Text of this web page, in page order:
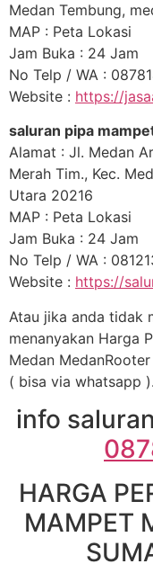
Medan Tembung,
MAP : Peta Lokasi
Jam Buka : 24 Jam
No Telp / WA :
Website : https://
saluran pipa
Alamat : Jl. Medan
Merah Tim., Kec.
Utara 20216
MAP : Peta Lokasi
Jam Buka : 24 Jam
No Telp / WA :
Website : https://
Atau jika anda tidak
menanyakan Harga
Medan
( bisa via whatsapp ).
info
HARGA
MAMPET